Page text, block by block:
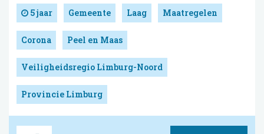
5 jaar Gemeente Laag Maatregelen
Corona Peel en Maas
Veiligheidsregio Limburg-Noord
Provincie Limburg